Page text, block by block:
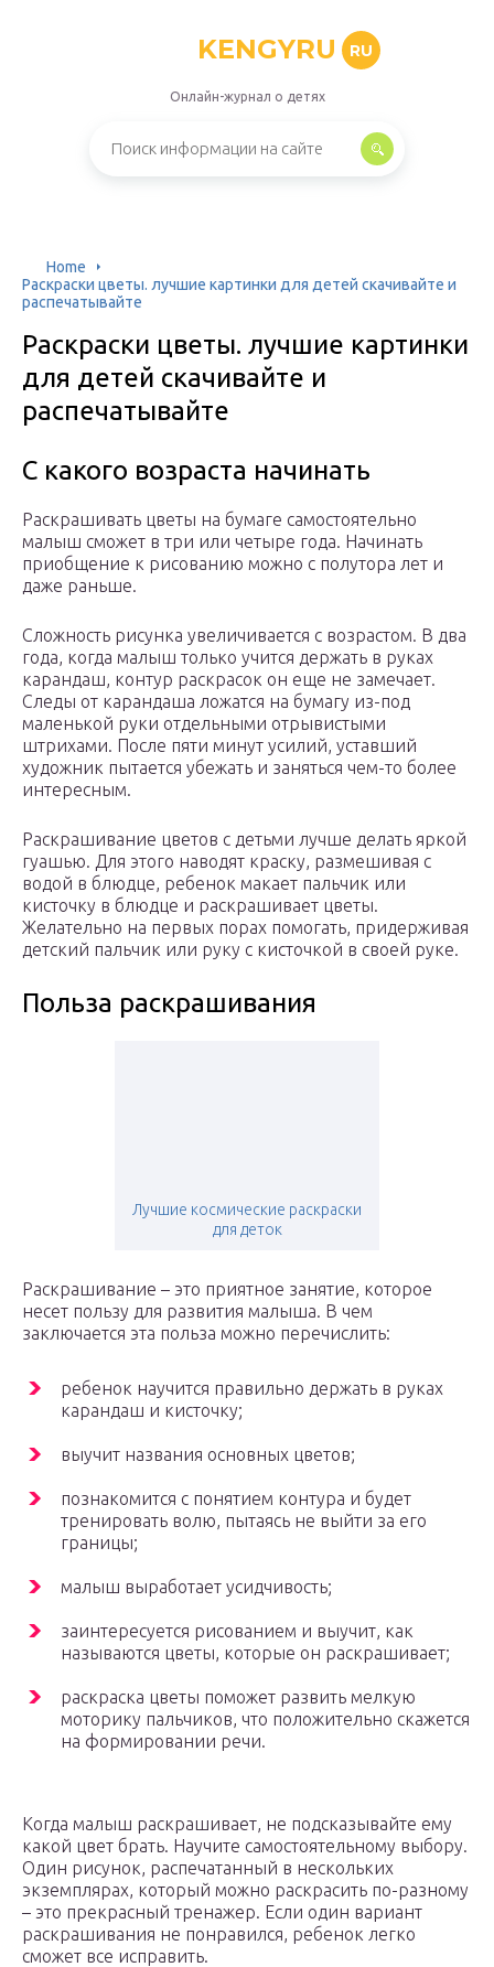
KENGYRU RU
Онлайн-журнал о детях
Home
Раскраски цветы. лучшие картинки для детей скачивайте и
распечатывайте
Раскраски цветы. лучшие картинки
для детей скачивайте и
распечатывайте
С какого возраста начинать
Раскрашивать цветы на бумаге самостоятельно
малыш сможет в три или четыре года. Начинать
приобщение к рисованию можно с полутора лет и
даже раньше.
Сложность рисунка увеличивается с возрастом. В два
года, когда малыш только учится держать в руках
карандаш, контур раскрасок он еще не замечает.
Следы от карандаша ложатся на бумагу из-под
маленькой руки отдельными отрывистыми
штрихами. После пяти минут усилий, уставший
художник пытается убежать и заняться чем-то более
интересным.
Раскрашивание цветов с детьми лучше делать яркой
гуашью. Для этого наводят краску, размешивая с
водой в блюдце, ребенок макает пальчик или
кисточку в блюдце и раскрашивает цветы.
Желательно на первых порах помогать, придерживая
детский пальчик или руку с кисточкой в своей руке.
Польза раскрашивания
Лучшие космические раскраски
для деток
Раскрашивание – это приятное занятие, которое
несет пользу для развития малыша. В чем
заключается эта польза можно перечислить:
ребенок научится правильно держать в руках
карандаш и кисточку;
выучит названия основных цветов;
познакомится с понятием контура и будет
тренировать волю, пытаясь не выйти за его
границы;
малыш выработает усидчивость;
заинтересуется рисованием и выучит, как
называются цветы, которые он раскрашивает;
раскраска цветы поможет развить мелкую
моторику пальчиков, что положительно скажется
на формировании речи.
Когда малыш раскрашивает, не подсказывайте ему
какой цвет брать. Научите самостоятельному выбору.
Один рисунок, распечатанный в нескольких
экземплярах, который можно раскрасить по-разному
– это прекрасный тренажер. Если один вариант
раскрашивания не понравился, ребенок легко
сможет все исправить.